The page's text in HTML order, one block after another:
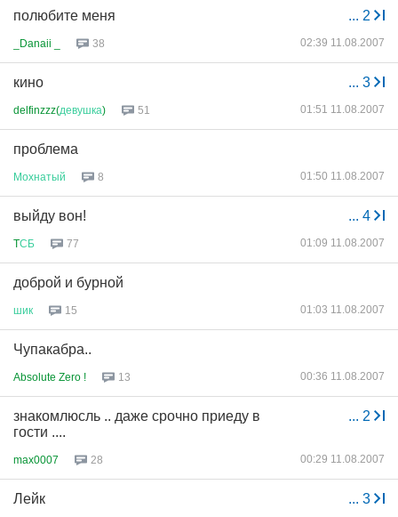
... 2
полюбите меня
_Danaii _ 38 02:39 11.08.2007
... 3
кино
delfinzzz(девушка) 51 01:51 11.08.2007
проблема
Мохнатый 8 01:50 11.08.2007
... 4
выйду вон!
TСБ 77 01:09 11.08.2007
доброй и бурной
шик 15 01:03 11.08.2007
Чупакабра..
Absolute Zero ! 13 00:36 11.08.2007
... 2
знакомлюсль .. даже срочно приеду в
гости ....
max0007 28 00:29 11.08.2007
... 3
Лейк